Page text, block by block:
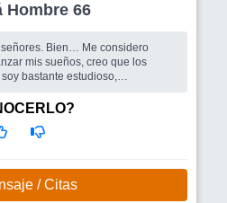
Bogotá Hombre 66
señores. Bien… Me considero
mis sueños, creo que los
bastante estudioso,
y cinco y cincuenta años de
para sonreír de lo que es el mundo
así que, no es la llegada del
/ Citas